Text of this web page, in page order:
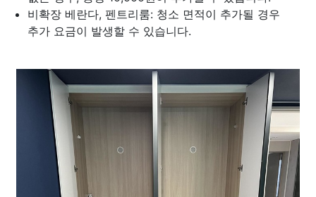
비확장 베란다, 펜트리룸: 청소 면적이 추가될 경우
추가 요금이 발생할 수 있습니다.